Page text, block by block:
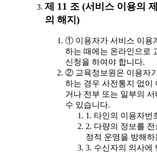
제 11 조 (서비스 이용의
의 해지)
① 이용자가 서비스 이용
하는 때에는 온라인으로
신청을 하여야 합니다.
② 교육정보원은 이용자
하는 경우 사전통지 없이
거나 전부 또는 일부의
수 있습니다.
1. 타인의 이용자번
2. 다량의 정보를
정적 운영을 방해하
3. 수신자의 의사에